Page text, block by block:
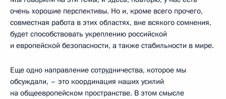
очень хорошие перспективы. Но и, кроме всего прочего,
совместная работа в этих областях, вне всякого сомнения,
будет способствовать укреплению российской
и европейской безопасности, а также стабильности в мире.
Еще одно направление сотрудничества, которое мы
обсуждали, – это координация наших усилий
на общеевропейском пространстве. В этом смысле